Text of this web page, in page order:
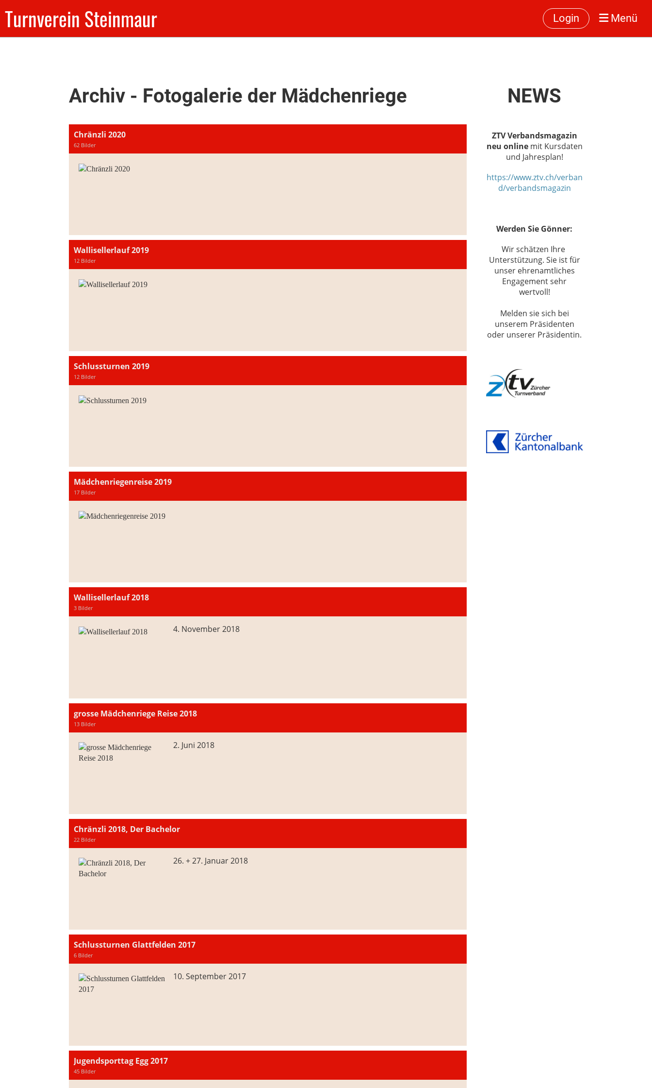
Turnverein Steinmaur Login Menü
Archiv - Fotogalerie der Mädchenriege
Chränzli 2020
62 Bilder
Wallisellerlauf 2019
12 Bilder
Schlussturnen 2019
12 Bilder
Mädchenriegenreise 2019
17 Bilder
Wallisellerlauf 2018
3 Bilder
4. November 2018
grosse Mädchenriege Reise 2018
13 Bilder
2. Juni 2018
Chränzli 2018, Der Bachelor
22 Bilder
26. + 27. Januar 2018
Schlussturnen Glattfelden 2017
6 Bilder
10. September 2017
Jugendsporttag Egg 2017
45 Bilder
NEWS
ZTV Verbandsmagazin
neu online mit Kursdaten
und Jahresplan!
https://www.ztv.ch/verban
d/verbandsmagazin
Werden Sie Gönner:
Wir schätzen Ihre
Unterstützung. Sie ist für
unser ehrenamtliches
Engagement sehr
wertvoll!
Melden sie sich bei
unserem Präsidenten
oder unserer Präsidentin.